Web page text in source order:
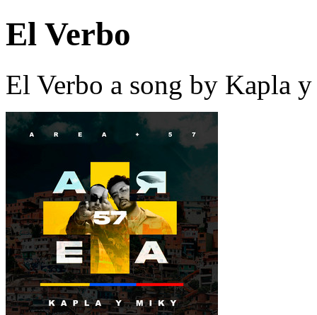
El Verbo
El Verbo a song by Kapla